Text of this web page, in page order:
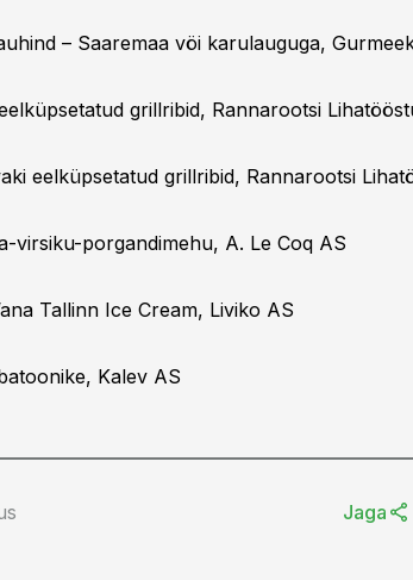
– Saaremaa vöi karulauguga,
grillribid, Rannarootsi
eelküpsetatud grillribid, Rannarootsi
virsiku-porgandimehu, A. Le Coq AS
Tallinn Ice Cream, Liviko AS
Kalev AS
Jaga